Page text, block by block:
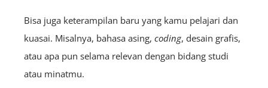
Bisa juga keterampilan baru yang kamu pelajari dan
kuasai. Misalnya, bahasa asing, coding, desain grafis,
atau apa pun selama relevan dengan bidang studi
atau minatmu.